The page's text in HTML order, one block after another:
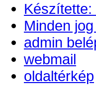
Készítette:
Minden
admin
webmail
oldaltérkép